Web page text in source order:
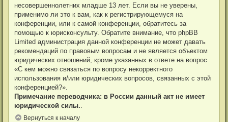
несовершеннолетних младше 13 лет. Если вы не уверены,
применимо ли это к вам, как к регистрирующемуся на
конференции, или к самой конференции, обратитесь за
помощью к юрисконсульту. Обратите внимание, что phpBB
Limited администрация данной конференции не может давать
рекомендаций по правовым вопросам и не является объектом
юридических отношений, кроме указанных в ответе на вопрос
«С кем можно связаться по вопросу некорректного
использования и/или юридических вопросов, связанных с этой
конференцией?».
Примечание переводчика: в России данный акт не имеет
юридической силы..
Вернуться к началу